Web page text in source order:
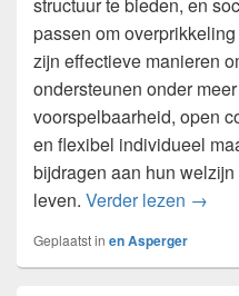
passen om
zijn effectieve manieren
ondersteunen onder
voorspelbaarheid, open
en flexibel individueel
bijdragen aan hun
leven. Verder lezen Het
→
Geplaatst in en Asperger